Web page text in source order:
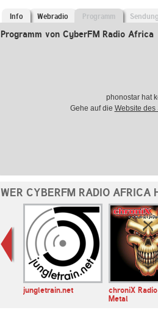
Info Webradio Programm
Programm von CyberFM Radio Africa
phonostar hat
Gehe auf die Website des
WER CYBERFM RADIO AFRICA
jungletrain.net
chroniX
Metal